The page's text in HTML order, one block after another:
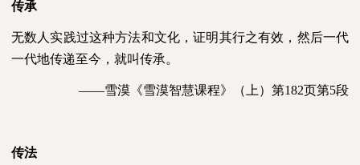
传承
无数人实践过这种方法和文化，证明其行之有效，然后一代
一代地传递至今，就叫传承。
——雪漠《雪漠智慧课程》（上）第182页第5段
传法